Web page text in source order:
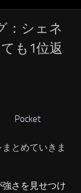
：シェネ
も1位返
Pocket
とめていきま
強さを見せつけ